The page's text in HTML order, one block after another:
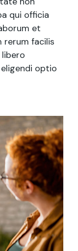
qui officia
et
rerum facilis
optio